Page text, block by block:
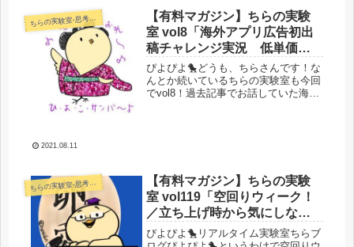
ちらの実験室-思考・失敗談・リアルタイム実況等を発信します-
【有料マガジン】ちらの実験
室 vol8「海外アプリ広告初出
稿チャレンジ実況 低単価で
出せる国はどこだ決定戦開
幕！！」
ぴよぴよ🐤どうも、ちらさんです！な
んとか続いているちらの実験室も今回
でvol8！過去記事でお話していた海外
2021.08.11
ちらの実験室-思考・失敗談・リアルタイム実況等を発信します-
【有料マガジン】ちらの実験
室 vol119「空回りウィーク！
／立ち上げ時から気にしない
といけなかったミス／人生ハ
ぴよぴよ🐤リアルタイム実験室ちらブ